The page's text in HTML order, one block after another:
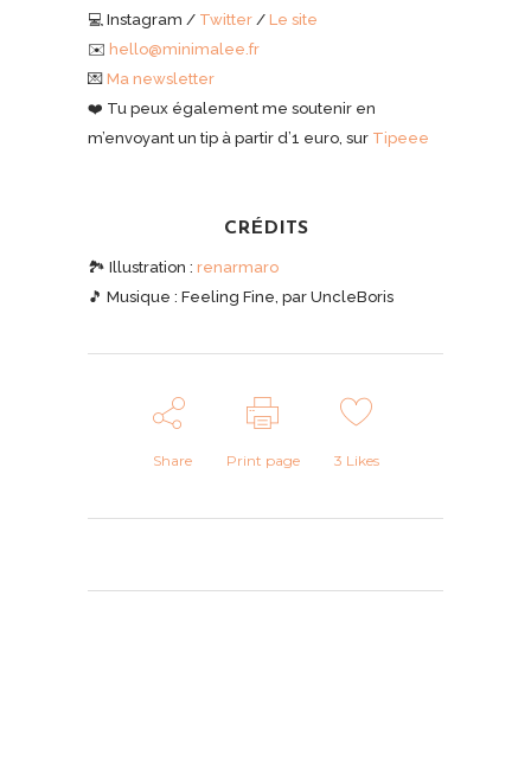
💻 Instagram / Twitter / Le site
✉️ hello@minimalee.fr
💌 Ma newsletter
❤️ Tu peux également me soutenir en
m’envoyant un tip à partir d’1 euro, sur Tipeee
CRÉDITS
🏞 Illustration : renarmaro
🎵 Musique : Feeling Fine, par UncleBoris
Share Print page 3 Likes